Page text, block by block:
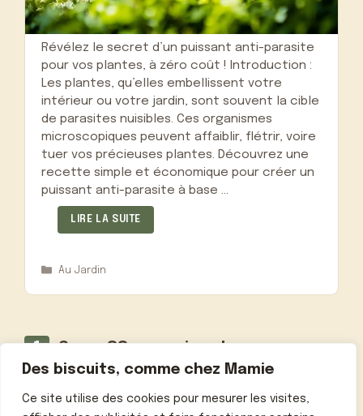
Des biscuits, comme chez Mamie
Ce site utilise des cookies pour mesurer les visites,
Révélez le secret d’un puissant anti-parasite
pour vos plantes, à zéro coût ! Introduction :
Les plantes, qu’elles embellissent votre
intérieur ou votre jardin, sont souvent la cible
de parasites nuisibles. Ces organismes
microscopiques peuvent affaiblir, flétrir, voire
tuer vos précieuses plantes. Découvrez une
recette simple et économique pour créer un
puissant anti-parasite à base …
LIRE LA SUITE
Catégories
Au Jardin
Page
1 Page
2 … Page
88 →suivant